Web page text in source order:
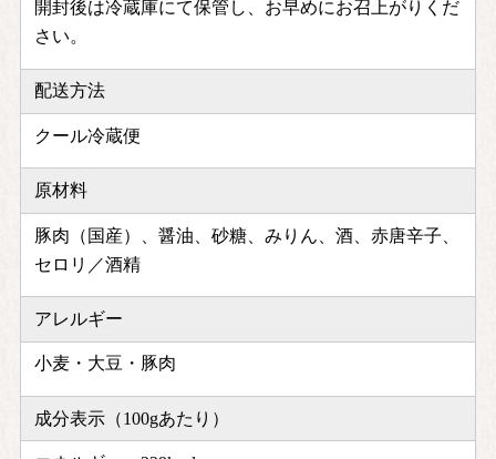
開封後は冷蔵庫にて保管し、お早めにお召上がりくだ
さい。
配送方法
クール冷蔵便
原材料
豚肉（国産）、醤油、砂糖、みりん、酒、赤唐辛子、
セロリ／酒精
アレルギー
小麦・大豆・豚肉
成分表示（100gあたり）